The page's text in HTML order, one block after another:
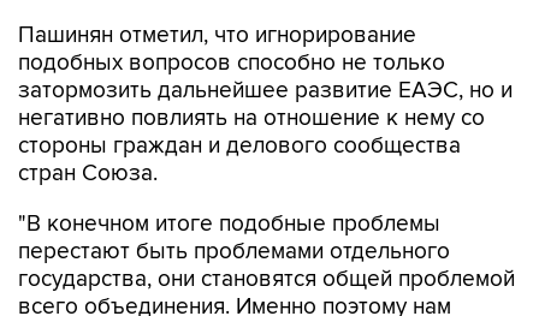
Пашинян отметил, что игнорирование
подобных вопросов способно не только
затормозить дальнейшее развитие ЕАЭС, но и
негативно повлиять на отношение к нему со
стороны граждан и делового сообщества
стран Союза.
"В конечном итоге подобные проблемы
перестают быть проблемами отдельного
государства, они становятся общей проблемой
всего объединения. Именно поэтому нам